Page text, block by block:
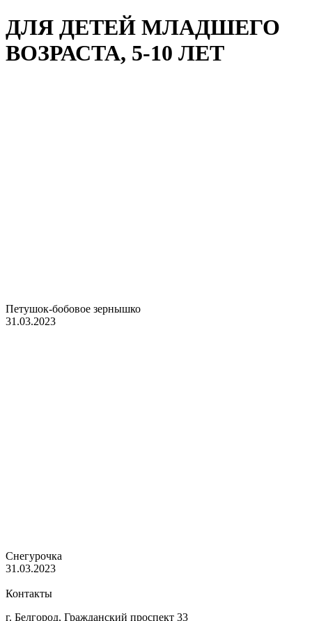
ДЛЯ ДЕТЕЙ МЛАДШЕГО
ВОЗРАСТА, 5-10 ЛЕТ
Петушок-бобовое зернышко
31.03.2023
Снегурочка
31.03.2023
Контакты
г. Белгород, Гражданский проспект 33